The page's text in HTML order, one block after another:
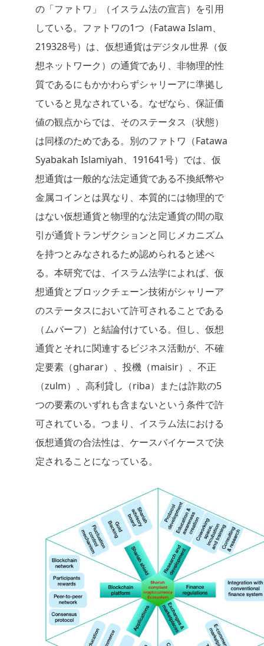
の「ファトワ」（イスラム法の宣言）を引用
している。ファトワの1つ（Fatawa Islam、
219328号）は、仮想通貨はデジタル世界（仮
想ネットワーク）の通貨であり、非物理的性
質であるにもかかわらずシャリーアに準拠し
ていると見なされている。なぜなら、保証価
値の観点からでは、そのステータス（状態）
は同様のためである。別のファトワ（Fatawa
Syabakah Islamiyah、191641号）では、仮
想通貨は一般的な法定通貨である不換紙幣や
金属コインとは異なり、本質的には物理的で
はない仮想通貨と物理的な法定通貨の間の取
引が通貨トランザクションと同じメカニズム
を持つとみなされるため認められると述べ
る。本研究では、イスラム法学によれば、仮
想通貨とブロックチェーン技術がシャリーア
のステータスにおいて許可されることである
（ムバーフ）と結論付けている。但し、仮想
通貨とそれに関連するビジネス活動が、不確
定要素（gharar）、投機（maisir）、不正
（zulm）、高利貸し（riba）または詐欺の5
つの要素のいずれも含まないという条件で許
可されている。つまり、イスラム法における
仮想通貨の合法性は、ケースバイケースで決
定されることになっている。